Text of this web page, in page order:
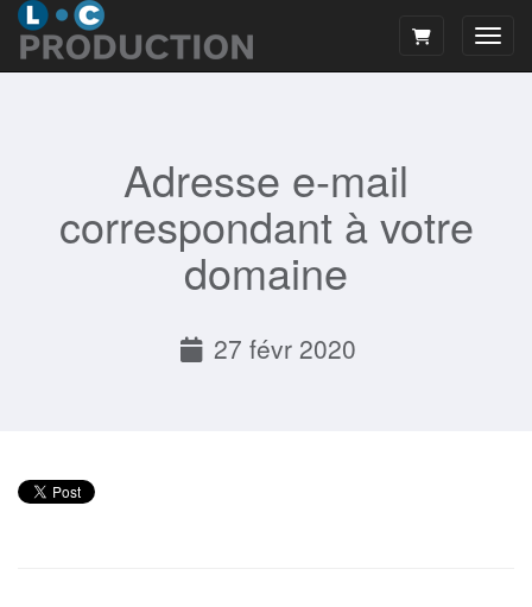
Adresse e-mail
correspondant à votre
domaine
27 févr 2020